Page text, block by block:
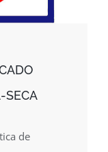
SECA
de